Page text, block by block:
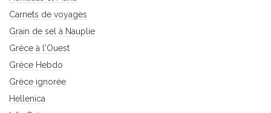
Carnets de voyages
Grain de sel à Nauplie
Grèce à l'Ouest
Grèce Hebdo
Grèce ignorée
Hellenica